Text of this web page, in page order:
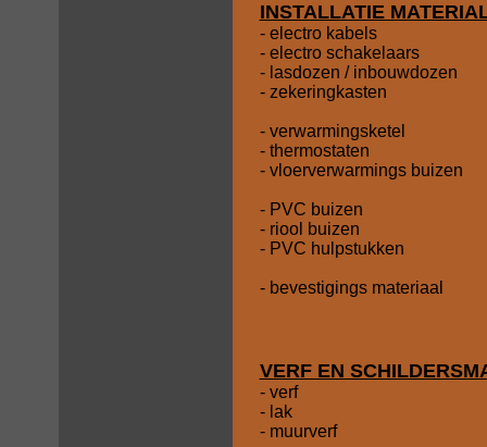
INSTALLATIE
- electro kabels
- electro schakelaars
- lasdozen / inbouwdozen
- zekeringkasten
- verwarmingsketel
- thermostaten
- vloerverwarmings buizen
- PVC buizen
- riool buizen
- PVC hulpstukken
- bevestigings materiaal
VERF EN
- verf
- lak
- muurverf